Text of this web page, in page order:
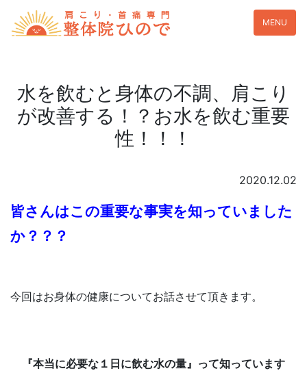
MENU
水を飲むと身体の不調、肩こり
が改善する！？お水を飲む重要
性！！！
2020.12.02
皆さんはこの重要な事実を知っていました
か？？？
今回はお身体の健康についてお話させて頂きます。
『本当に必要な１日に飲む水の量』って知っています